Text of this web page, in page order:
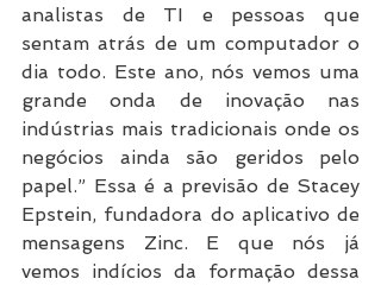
analistas de TI e pessoas que
sentam atrás de um computador o
dia todo. Este ano, nós vemos uma
grande onda de inovação nas
indústrias mais tradicionais onde os
negócios ainda são geridos pelo
papel.” Essa é a previsão de Stacey
Epstein, fundadora do aplicativo de
mensagens Zinc. E que nós já
vemos indícios da formação dessa